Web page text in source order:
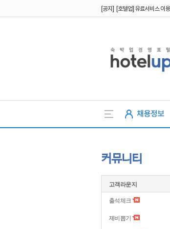
채용정보
커뮤니티
고객라운지
출석체크
제비뽑기